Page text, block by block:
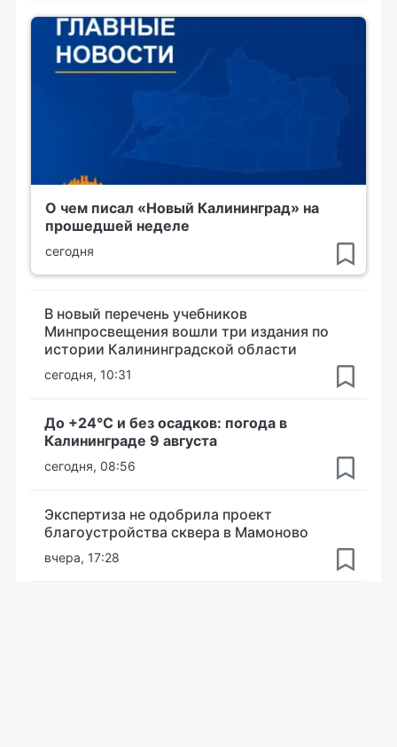
О чем писал «Новый Калининград» на
прошедшей неделе
сегодня
В новый перечень учебников
Минпросвещения вошли три издания по
истории Калининградской области
сегодня, 10:31
До +24°С и без осадков: погода в
Калининграде 9 августа
сегодня, 08:56
Экспертиза не одобрила проект
благоустройства сквера в Мамоново
вчера, 17:28